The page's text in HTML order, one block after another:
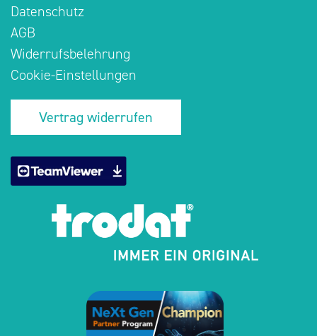
Datenschutz
AGB
Widerrufsbelehrung
Cookie-Einstellungen
Vertrag widerrufen